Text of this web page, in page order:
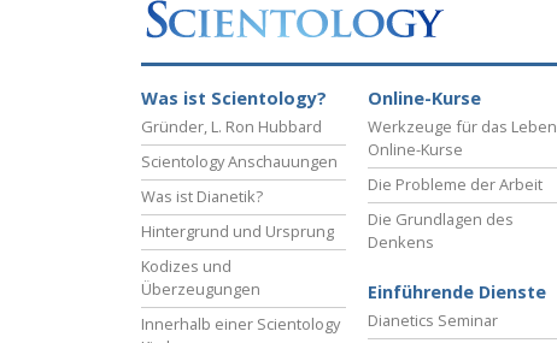
Was ist Scientology?
Gründer, L. Ron Hubbard
Scientology Anschauungen
Was ist Dianetik?
Hintergrund und Ursprung
Kodizes und
Überzeugungen
Innerhalb einer Scientology
Online-Kurse
Werkzeuge für das Leben
Online-Kurse
Die Probleme der Arbeit
Die Grundlagen des
Denkens
Einführende Dienste
Dianetics Seminar